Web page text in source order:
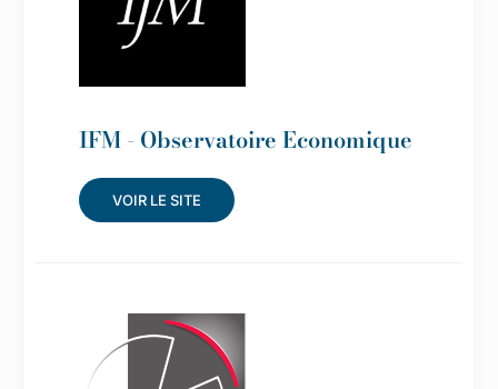
IFM - Observatoire Economique
VOIR LE SITE